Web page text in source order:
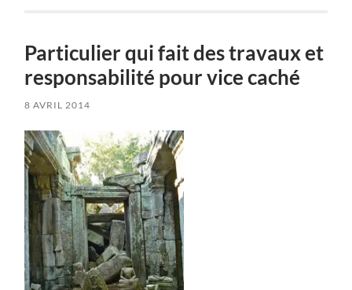
Particulier qui fait des travaux et
responsabilité pour vice caché
8 AVRIL 2014